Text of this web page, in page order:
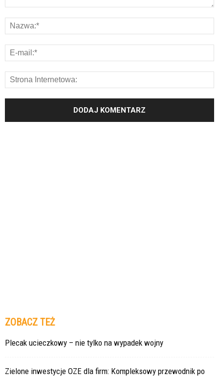
ZOBACZ TEŻ
Plecak ucieczkowy – nie tylko na wypadek wojny
Zielone inwestycje OZE dla firm: Kompleksowy przewodnik po